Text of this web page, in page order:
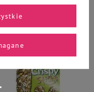
Do koszyka